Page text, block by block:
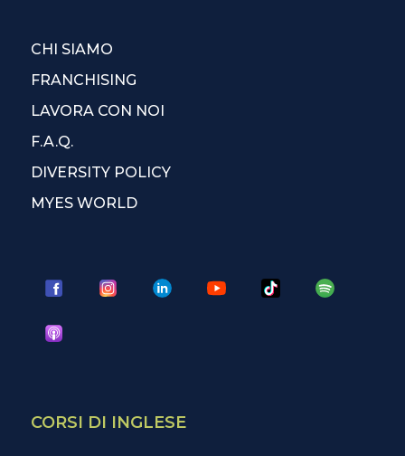
CHI SIAMO
FRANCHISING
LAVORA CON NOI
F.A.Q.
DIVERSITY POLICY
MYES WORLD
CORSI DI INGLESE